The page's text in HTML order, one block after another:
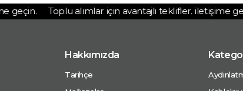
Toplu alımlar için avantajlı teklifler. iletişime
Hakkımızda
Tarihçe